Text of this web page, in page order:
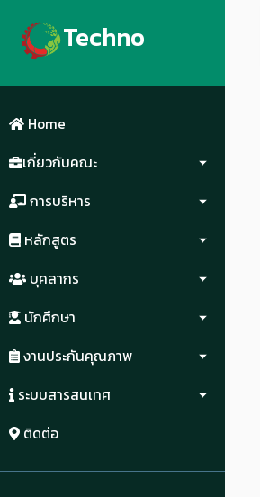
Techno
Home
เกี่ยวกับคณะ
การบริหาร
หลักสูตร
บุคลากร
นักศึกษา
งานประกันคุณภาพ
ระบบสารสนเทศ
ติดต่อ